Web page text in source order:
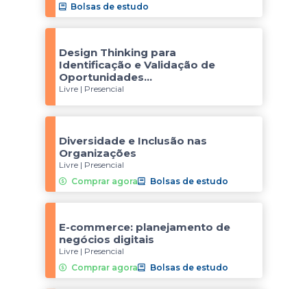
Bolsas de estudo
Design Thinking para
Identificação e Validação de
Oportunidades...
Livre | Presencial
Diversidade e Inclusão nas
Organizações
Livre | Presencial
Comprar agora
Bolsas de estudo
E-commerce: planejamento de
negócios digitais
Livre | Presencial
Comprar agora
Bolsas de estudo